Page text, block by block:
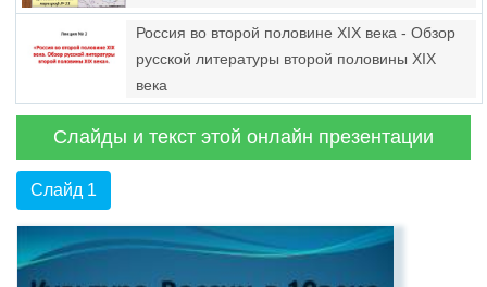
Россия во второй половине XIX века - Обзор
русской литературы второй половины XIX
века
Слайды и текст этой онлайн презентации
Слайд 1